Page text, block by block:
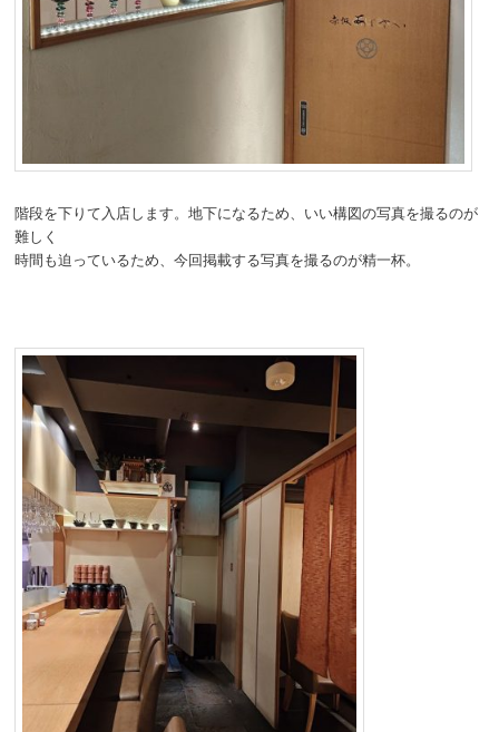
階段を下りて入店します。地下になるため、いい構図の写真を撮るのが
難しく
時間も迫っているため、今回掲載する写真を撮るのが精一杯。